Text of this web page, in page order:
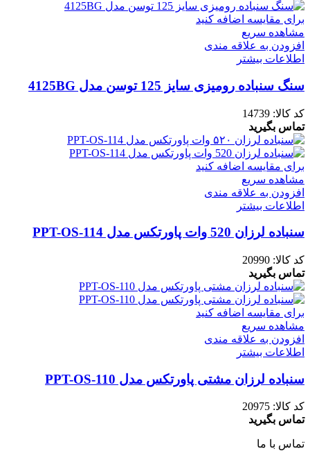
برای مقایسه اضافه کنید
مشاهده سریع
افزودن به علاقه مندی
اطلاعات بیشتر
سنگ سنباده رومیزی سایز 125 توسن مدل 4125BG
کد کالا: 14739
تماس بگیرید
برای مقایسه اضافه کنید
مشاهده سریع
افزودن به علاقه مندی
اطلاعات بیشتر
سنباده لرزان 520 وات پاورتکس مدل PPT-OS-114
کد کالا: 20990
تماس بگیرید
برای مقایسه اضافه کنید
مشاهده سریع
افزودن به علاقه مندی
اطلاعات بیشتر
سنباده لرزان مشتی پاورتکس مدل PPT-OS-110
کد کالا: 20975
تماس بگیرید
تماس با ما